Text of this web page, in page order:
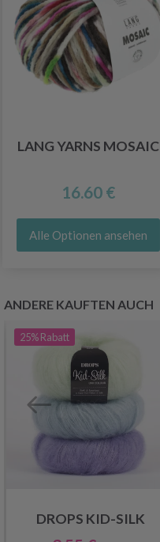
LANG YARNS MOSAIC
16.60 €
Alle Optionen ansehen
ANDERE KAUFTEN AUCH
25%Rabatt
DROPS KID-SILK